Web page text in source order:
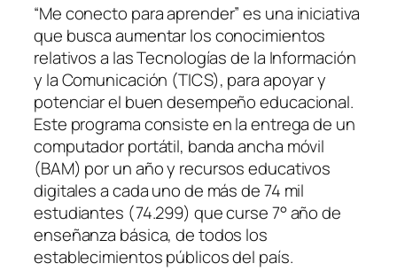
“Me conecto para aprender” es una iniciativa
que busca aumentar los conocimientos
relativos a las Tecnologías de la Información
y la Comunicación (TICS), para apoyar y
potenciar el buen desempeño educacional.
Este programa consiste en la entrega de un
computador portátil, banda ancha móvil
(BAM) por un año y recursos educativos
digitales a cada uno de más de 74 mil
estudiantes (74.299) que curse 7° año de
enseñanza básica, de todos los
establecimientos públicos del país.